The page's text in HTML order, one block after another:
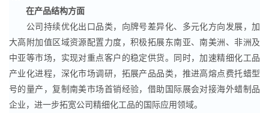
在产品结构方面
公司持续优化出口品类，向牌号差异化、多元化方向发展，加
大高附加值区域资源配置力度，积极拓展东南亚、南美洲、非洲及
中亚等市场，实现对重点客户的稳定供货。同时，加速精细化工品
产业化进程，深化市场调研，拓展产品品类，推进高熔点费托蜡型
号的量产，复制南美市场首销经验，借助国际展会对接海外蜡制品
企业，进一步拓宽公司精细化工品的国际应用领域。